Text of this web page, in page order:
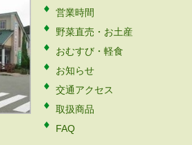
営業時間
野菜直売・お土産
おむすび・軽食
お知らせ
交通アクセス
取扱商品
FAQ